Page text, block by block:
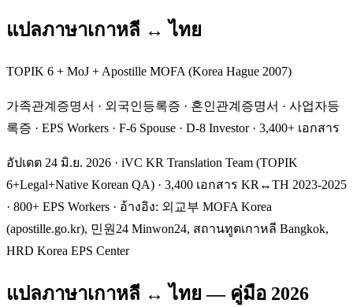
แปลภาษาเกาหลี ↔ ไทย
TOPIK 6 + MoJ + Apostille MOFA (Korea Hague 2007)
가족관계증명서 · 외국인등록증 · 혼인관계증명서 · 사업자등
록증 · EPS Workers · F-6 Spouse · D-8 Investor · 3,400+ เอกสาร
อัปเดต 24 มิ.ย. 2026 · iVC KR Translation Team (TOPIK
6+Legal+Native Korean QA) · 3,400 เอกสาร KR↔TH 2023-2025
· 800+ EPS Workers · อ้างอิง: 외교부 MOFA Korea
(apostille.go.kr), 민원24 Minwon24, สถานทูตเกาหลี Bangkok,
HRD Korea EPS Center
แปลภาษาเกาหลี ↔ ไทย — คู่มือ 2026